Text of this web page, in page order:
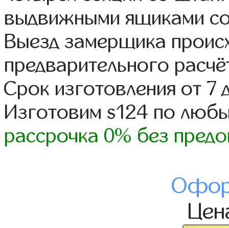
выдвижными ящиками
Выезд замерщика
предварительного
Срок изготовления от 7
Изготовим s124 по
рассрочка 0% без